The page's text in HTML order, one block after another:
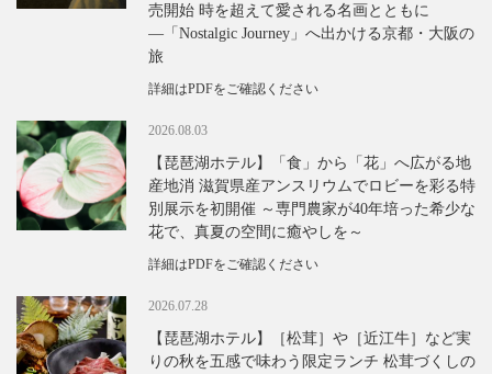
売開始 時を超えて愛される名画とともに
―「Nostalgic Journey」へ出かける京都・大阪の
旅
詳細はPDFをご確認ください
2026.08.03
【琵琶湖ホテル】「食」から「花」へ広がる地
産地消 滋賀県産アンスリウムでロビーを彩る特
別展示を初開催 ～専門農家が40年培った希少な
花で、真夏の空間に癒やしを～
詳細はPDFをご確認ください
2026.07.28
【琵琶湖ホテル】［松茸］や［近江牛］など実
りの秋を五感で味わう限定ランチ 松茸づくしの